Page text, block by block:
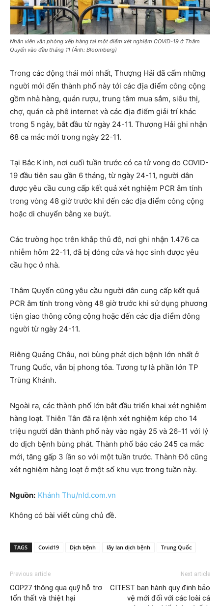
Nhân viên văn phòng xếp hàng tại một điểm xét nghiệm COVID-19 ở Thâm
Quyến vào đầu tháng 11 (Ảnh: Bloomberg)
Trong các động thái mới nhất, Thượng Hải đã cấm những
người mới đến thành phố này tới các địa điểm công cộng
gồm nhà hàng, quán rượu, trung tâm mua sắm, siêu thị,
chợ, quán cà phê internet và các địa điểm giải trí khác
trong 5 ngày, bắt đầu từ ngày 24-11. Thượng Hải ghi nhận
68 ca mắc mới trong ngày 22-11.
Tại Bắc Kinh, nơi cuối tuần trước có ca tử vong do COVID-
19 đầu tiên sau gần 6 tháng, từ ngày 24-11, người dân
được yêu cầu cung cấp kết quả xét nghiệm PCR âm tính
trong vòng 48 giờ trước khi đến các địa điểm công cộng
hoặc di chuyển bằng xe buýt.
Các trường học trên khắp thủ đô, nơi ghi nhận 1.476 ca
nhiễm hôm 22-11, đã bị đóng cửa và học sinh được yêu
cầu học ở nhà.
Thâm Quyến cũng yêu cầu người dân cung cấp kết quả
PCR âm tính trong vòng 48 giờ trước khi sử dụng phương
tiện giao thông công cộng hoặc đến các địa điểm đông
người từ ngày 24-11.
Riêng Quảng Châu, nơi bùng phát dịch bệnh lớn nhất ở
Trung Quốc, vẫn bị phong tỏa. Tương tự là phần lớn TP
Trùng Khánh.
Ngoài ra, các thành phố lớn bắt đầu triển khai xét nghiệm
hàng loạt. Thiên Tân đã ra lệnh xét nghiệm kép cho 14
triệu người dân thành phố này vào ngày 25 và 26-11 với lý
do dịch bệnh bùng phát. Thành phố báo cáo 245 ca mắc
mới, tăng gấp 3 lần so với một tuần trước. Thành Đô cũng
xét nghiệm hàng loạt ở một số khu vực trong tuần này.
Nguồn: Khánh Thu/nld.com.vn
Không có bài viết cùng chủ đề.
TAGS Covid19 Dịch bệnh lây lan dịch bệnh Trung Quốc
Previous article
COP27 thông qua quỹ hỗ trợ
tổn thất và thiệt hại
Next article
CITEST ban hành quy định bảo
vệ mới đối với các loài cá